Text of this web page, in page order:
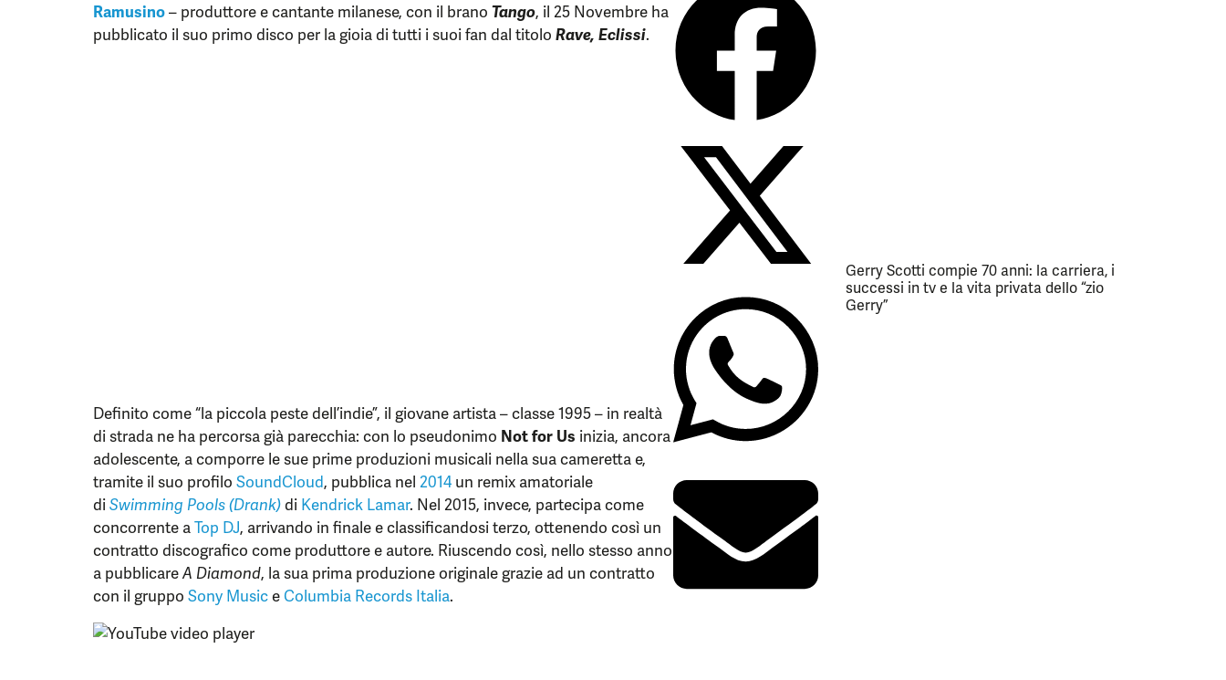
Ramusino– produttore e cantante milanese, con il brano Tango, il 25 Novembre ha
pubblicato il suo primo disco per la gioia di tutti i suoi fan dal titolo Rave, Eclissi.
Definito come “la piccola peste dell’indie”, il giovane artista – classe 1995 – in realtà
di strada ne ha percorsa già parecchia: con lo pseudonimo Not for Us inizia, ancora
adolescente, a comporre le sue prime produzioni musicali nella sua cameretta e,
tramite il suo profilo SoundCloud, pubblica nel 2014 un remix amatoriale
diSwimming Pools (Drank)di Kendrick Lamar. Nel 2015, invece, partecipa come
concorrente aTop DJ, arrivando in finale e classificandosi terzo, ottenendo così un
contratto discografico come produttore e autore. Riuscendo così, nello stesso anno
a pubblicareA Diamond, la sua prima produzione originale grazie ad un contratto
con il gruppo Sony MusiceColumbia Records Italia.
Gerry Scotti compie 70 anni: la carriera, i
successi in tv e la vita privata dello “zio
Gerry”